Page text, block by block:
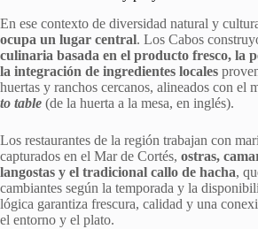
En ese contexto de diversidad natural y
ocupa un lugar central. Los Cabos
culinaria basada en el producto fresco, la
la integración de ingredientes locales
huertas y ranchos cercanos, alineados con el
to table (de la huerta a la mesa, en inglés).
Los restaurantes de la región trabajan con
capturados en el Mar de Cortés, ostras,
langostas y el tradicional callo de hacha,
cambiantes según la temporada y la
lógica garantiza frescura, calidad y una
el entorno y el plato.